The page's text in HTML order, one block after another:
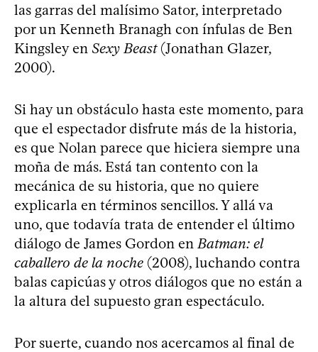
las garras del malísimo Sator, interpretado
por un Kenneth Branagh con ínfulas de Ben
Kingsley en Sexy Beast(Jonathan Glazer,
2000).
Si hay un obstáculo hasta este momento, para
que el espectador disfrute más de la historia,
es que Nolan parece que hiciera siempre una
moña de más. Está tan contento con la
mecánica de su historia, que no quiere
explicarla en términos sencillos. Y allá va
uno, que todavía trata de entender el último
diálogo de James Gordon en Batman: el
caballero de la noche (2008), luchando contra
balas capicúas y otros diálogos que no están a
la altura del supuesto gran espectáculo.
Por suerte, cuando nos acercamos al final de